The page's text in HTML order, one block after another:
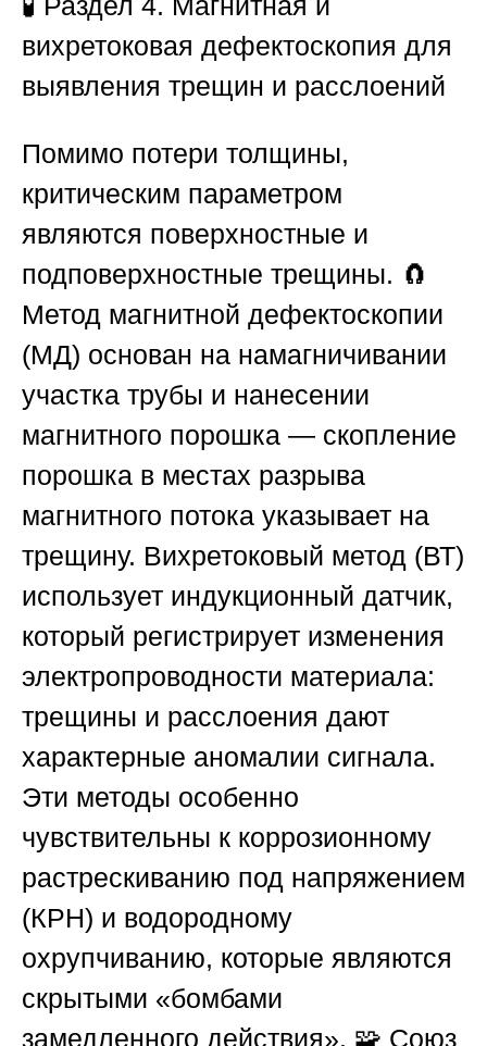
вихретоковая дефектоскопия для
выявления трещин и расслоений
Помимо потери толщины,
критическим параметром
являются поверхностные и
подповерхностные трещины. 🧲
Метод магнитной дефектоскопии
(МД) основан на намагничивании
участка трубы и нанесении
магнитного порошка — скопление
порошка в местах разрыва
магнитного потока указывает на
трещину. Вихретоковый метод (ВТ)
использует индукционный датчик,
который регистрирует изменения
электропроводности материала:
трещины и расслоения дают
характерные аномалии сигнала.
Эти методы особенно
чувствительны к коррозионному
растрескиванию под напряжением
(КРН) и водородному
охрупчиванию, которые являются
скрытыми «бомбами
замедленного действия». 🧩 Союз